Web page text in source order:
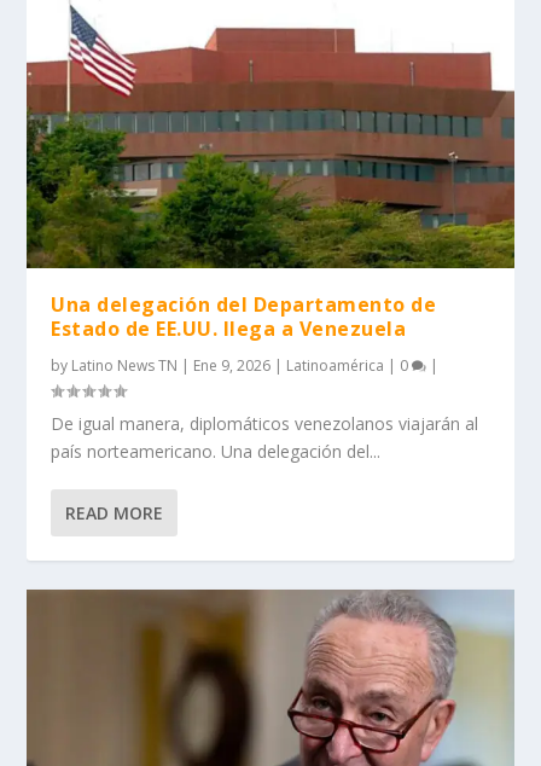
Una delegación del Departamento de
Estado de EE.UU. llega a Venezuela
by Latino News TN | Ene 9, 2026 | Latinoamérica | 0 |
De igual manera, diplomáticos venezolanos viajarán al
país norteamericano. Una delegación del...
READ MORE